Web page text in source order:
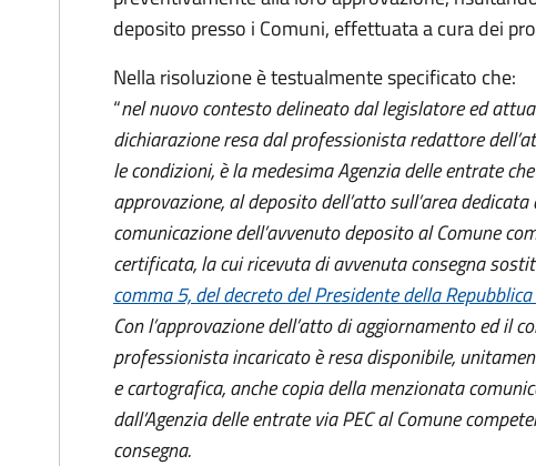
deposito presso i Comuni, effettuata a cura dei
Nella risoluzione è testualmente specificato che:
“nel nuovo contesto delineato dal legislatore ed
dichiarazione resa dal professionista redattore
le condizioni, è la medesima Agenzia delle entrate
approvazione, al deposito dell’atto sull’area
comunicazione dell’avvenuto deposito al Comune
certificata, la cui ricevuta di avvenuta consegna
comma 5, del decreto del Presidente della
Con l’approvazione dell’atto di aggiornamento ed il
professionista incaricato è resa disponibile,
e cartografica, anche copia della menzionata
dall’Agenzia delle entrate via PEC al Comune
consegna.